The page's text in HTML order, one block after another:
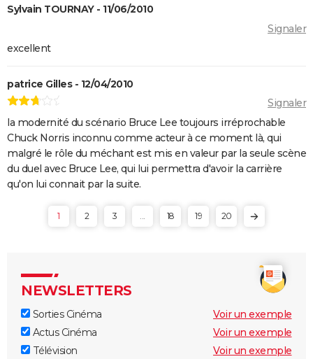
Boseman ?
Furiosa : que vaut le prequel de "Mad Max Fury
Road" ? Notre critique
The Batman : intrigue, casting, avis, streaming,
bande-annonce...
Batman v Superman : le crossover de super-héros a-
t-il une suite ?
Morbius : y a-t-il une scène post-générique à la fin du
film ?
Spider-Man No Way Home : où voir le film en VOD
The Suicide Squad : synopsis, casting, bande-
annonce, seances, streaming...
Kingsman 3 : date, casting.... Ce que l'on sait sur le
film
Sylvain TOURNAY - 11/06/2010
Signaler
excellent
patrice Gilles - 12/04/2010
Signaler
la modernité du scénario Bruce Lee toujours irréprochable
Chuck Norris inconnu comme acteur à ce moment là, qui
malgré le rôle du méchant est mis en valeur par la seule scène
du duel avec Bruce Lee, qui lui permettra d'avoir la carrière
qu'on lui connait par la suite.
1 2 3 18 19 20
NEWSLETTERS
Sorties Cinéma
Voir un exemple
Actus Cinéma
Voir un exemple
Télévision
Voir un exemple